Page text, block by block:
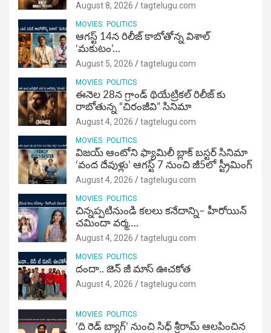
August 8, 2026 tagtelugu.com
MOVIES POLITICS
ఆగస్ట్ 14న రిలీజ్ కాబోతోన్న విశాల్
‘మకుటం’…
August 5, 2026 tagtelugu.com
MOVIES POLITICS
ఈనెల 28న గ్రాండ్ థియేట్రికల్ రిలీజ్ కు
రాబోతున్న “చిరంజీవి” సినిమా
August 4, 2026 tagtelugu.com
MOVIES POLITICS
విజ‌య్ ఆంటోని ఫ్యామిలీ బ్లాక్ బ‌స్ట‌ర్‌ సినిమా
‘వంద దేవుళ్లు’ ఆగస్ట్ 7 నుంచి జీ5లో స్ట్రీమింగ్
August 4, 2026 tagtelugu.com
MOVIES POLITICS
చిన్నప్పటినుండి కలలు కనేదాన్ని– హీరోయిన్‌
చమిందా వర్మ….
August 4, 2026 tagtelugu.com
MOVIES POLITICS
దందా.. జెన్ జీ మాస్ ఊచకోత
August 4, 2026 tagtelugu.com
MOVIES POLITICS
‘ది రెడ్ బ్యాగ్’ నుంచి సిధ్ శ్రీరామ్ ఆలపించిన